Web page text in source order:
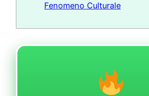
Fenomeno Culturale